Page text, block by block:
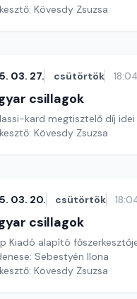
Kövesdy Zsuzsa
03. 27. csütörtök 18:04
csillagok
kard megtisztelő díj
Kövesdy Zsuzsa
03. 20. csütörtök
csillagok
Kiadó alapító
Sebestyén Ilona
Kövesdy Zsuzsa